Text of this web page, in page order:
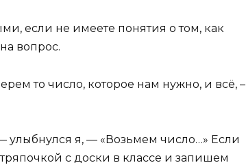
если не имеете понятия о том, как
вопрос.
то число, которое нам нужно, и всё, –
я, — «Возьмем число…» Если
с доски в классе и запишем